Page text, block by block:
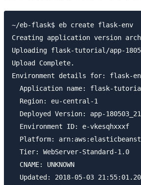
~/eb-flask$ eb create flask-env
Creating application version
Uploading flask-tutorial/app-
Upload Complete.
Environment details for: flask-
Application name: flask-
  Region: eu-central-1
Deployed Version: app-
  Environment ID: e-vkesqhxxxf
Platform:
  Tier: WebServer-Standard-1.0
  CNAME: UNKNOWN
Updated: 2018-05-03